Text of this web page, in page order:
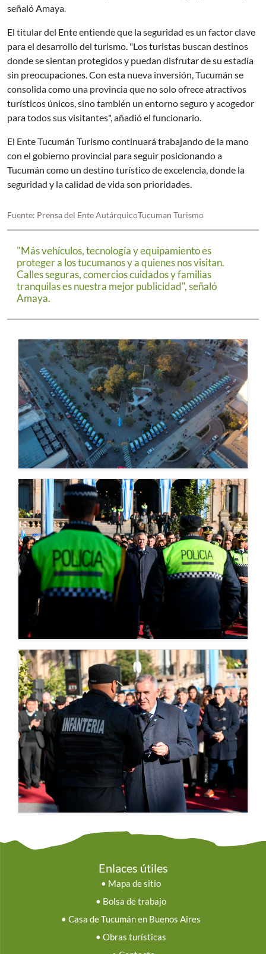
"Más vehículos, tecnología y equipamiento es
proteger a los tucumanos y a quienes nos visitan.
Calles seguras, comercios cuidados y familias
tranquilas es nuestra mejor publicidad", señaló
Amaya.
señaló Amaya.
El titular del Ente entiende que la seguridad es un factor clave
para el desarrollo del turismo. "Los turistas buscan destinos
donde se sientan protegidos y puedan disfrutar de su estadía
sin preocupaciones. Con esta nueva inversión, Tucumán se
consolida como una provincia que no solo ofrece atractivos
turísticos únicos, sino también un entorno seguro y acogedor
para todos sus visitantes", añadió el funcionario.
El Ente Tucumán Turismo continuará trabajando de la mano
con el gobierno provincial para seguir posicionando a
Tucumán como un destino turístico de excelencia, donde la
seguridad y la calidad de vida son prioridades.
Fuente: Prensa del Ente AutárquicoTucuman Turismo
Enlaces útiles
• Mapa de sitio
• Bolsa de trabajo
• Casa de Tucumán en Buenos Aires
• Obras turísticas